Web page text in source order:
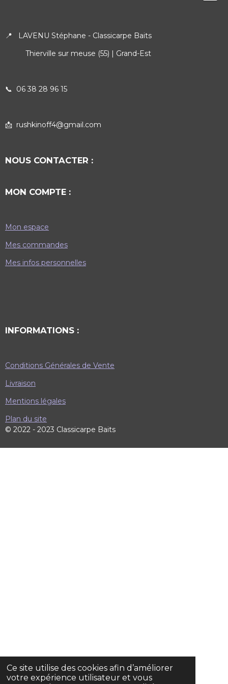
Ce site utilise des cookies afin d’améliorer
votre expérience utilisateur et vous
📍 LAVENU Stéphane - Classicarpe Baits
Thierville sur meuse (55) | Grand-Est
📞 06 38 28 96 15
📩 rushkinoff4@gmail.com
NOUS CONTACTER :
MON COMPTE :
Mon espace
Mes commandes
Mes infos personnelles
INFORMATIONS :
Conditions Générales de Vente
Livraison
Mentions légales
Plan du site
© 2022 - 2023 Classicarpe Baits